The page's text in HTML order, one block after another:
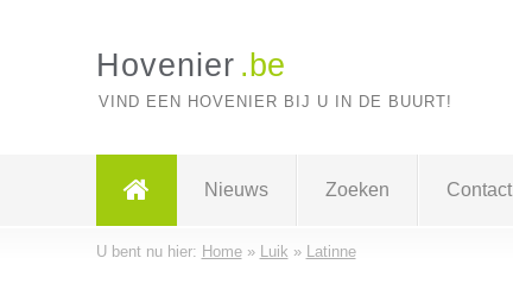
Hovenier .be
VIND EEN HOVENIER BIJ U IN DE BUURT!
Nieuws Zoeken Contact
U bent nu hier: Home» Luik » Latinne